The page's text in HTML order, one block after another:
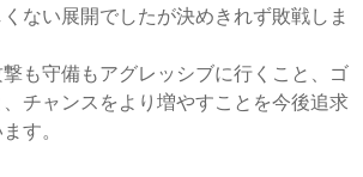
ない展開でしたが決めきれず敗戦しま
も守備もアグレッシブに行くこと、ゴ
チャンスをより増やすことを今後追求
す。